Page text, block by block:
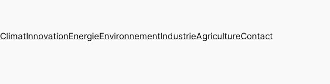
ClimatInnovationEnergieEnvironnementIndustrieAgricultureContact